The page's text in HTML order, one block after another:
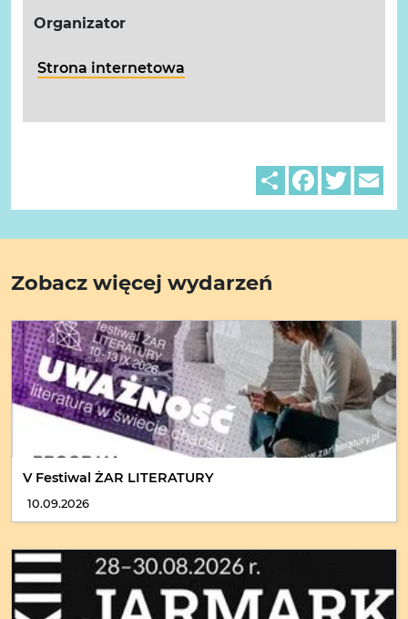
Organizator
Strona internetowa
ShareFacebook
Twitter
Zobacz więcej wydarzeń
V Festiwal ŻAR LITERATURY
10.09.2026